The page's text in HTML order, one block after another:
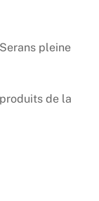
pleine
de la